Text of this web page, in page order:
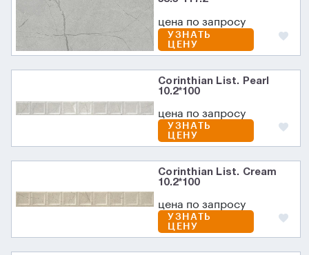
цена по запросу
УЗНАТЬ
ЦЕНУ
Corinthian List. Pearl
10.2*100
цена по запросу
УЗНАТЬ
ЦЕНУ
Corinthian List. Cream
10.2*100
цена по запросу
УЗНАТЬ
ЦЕНУ